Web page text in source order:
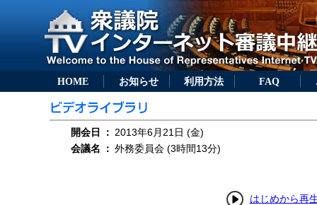
HOME お知らせ 利用方法 FAQ
開会日 ： 2013年6月21日 (金)
会議名
： 外務委員会 (3時間13分)
はじめから再